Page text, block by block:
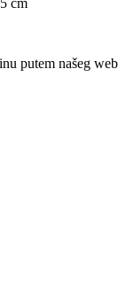
putem našeg web